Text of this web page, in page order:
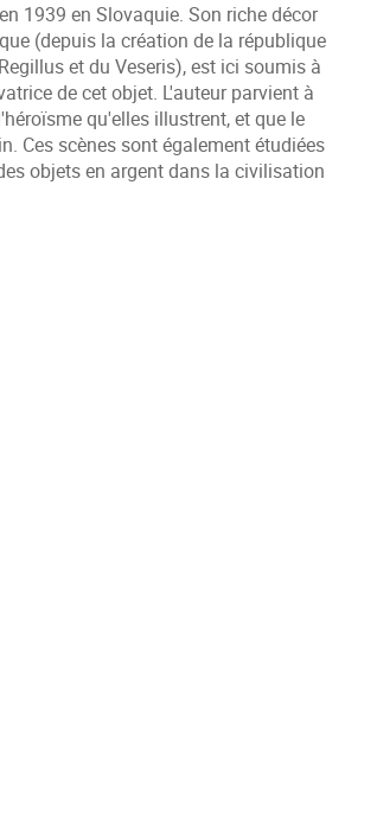
1939 en Slovaquie. Son riche décor
(depuis la création de la république
et du Veseris), est ici soumis à
de cet objet. L'auteur parvient à
qu'elles illustrent, et que le
Ces scènes sont également étudiées
objets en argent dans la civilisation